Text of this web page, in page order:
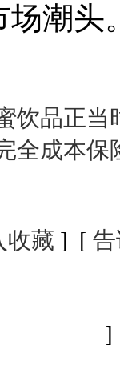
场潮头
饮品正当
全成本
收藏 ] [